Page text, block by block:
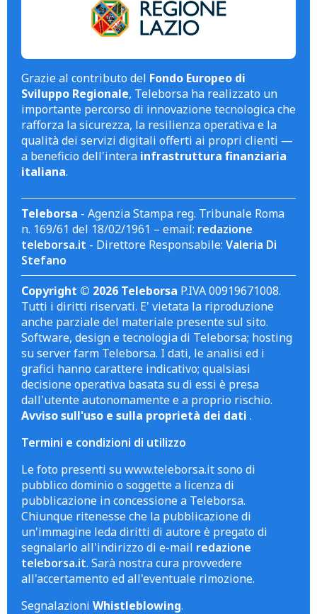
Grazie al contributo del Fondo Europeo di
Sviluppo Regionale, Teleborsa ha realizzato un
importante percorso di innovazione tecnologica che
rafforza la sicurezza, la resilienza operativa e la
qualità dei servizi digitali offerti ai propri clienti —
a beneficio dell'intera infrastruttura finanziaria
italiana.
Teleborsa - Agenzia Stampa reg. Tribunale Roma
n. 169/61 del 18/02/1961 – email: redazione
teleborsa.it - Direttore Responsabile: Valeria Di
Stefano
Copyright © 2026 Teleborsa P.IVA 00919671008.
Tutti i diritti riservati. E' vietata la riproduzione
anche parziale del materiale presente sul sito.
Software, design e tecnologia di Teleborsa; hosting
su server farm Teleborsa. I dati, le analisi ed i
grafici hanno carattere indicativo; qualsiasi
decisione operativa basata su di essi è presa
dall'utente autonomamente e a proprio rischio.
Avviso sull'uso e sulla proprietà dei dati .
Termini e condizioni di utilizzo
Le foto presenti su www.teleborsa.it sono di
pubblico dominio o soggette a licenza di
pubblicazione in concessione a Teleborsa.
Chiunque ritenesse che la pubblicazione di
un'immagine leda diritti di autore è pregato di
segnalarlo all'indirizzo di e-mail redazione
teleborsa.it. Sarà nostra cura provvedere
all'accertamento ed all'eventuale rimozione.
Segnalazioni Whistleblowing.